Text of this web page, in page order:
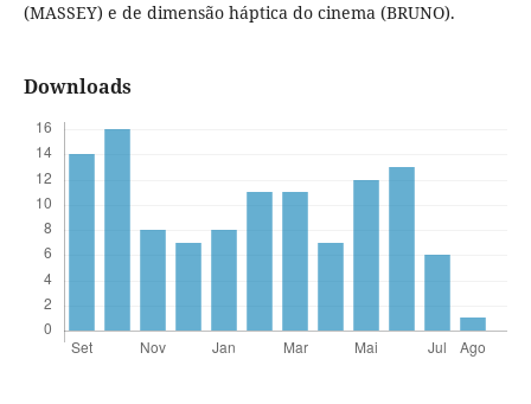
(MASSEY) e de dimensão háptica do cinema (BRUNO).
Downloads